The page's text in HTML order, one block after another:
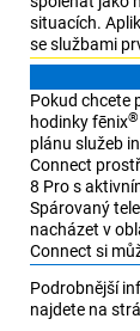
situacích.
se službami
Pokud chcete
hodinkyfēnix®
plánu služeb
Connect
8 Pros
Spárovaný
nacházet v
Connect si
Podrobnější
najdete na